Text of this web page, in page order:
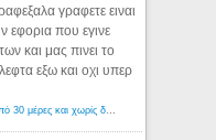
γραφετε ειναι
εφορια που εγινε
και μας πινει το
εξω και οχι υπερ